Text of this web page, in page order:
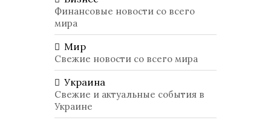
Финансовые новости со всего
мира
Мир
Свежие новости со всего мира
Украина
Свежие и актуальные события в
Украине